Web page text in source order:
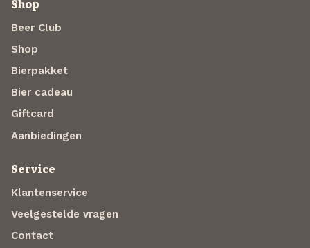
Shop
Beer Club
Shop
Bierpakket
Bier cadeau
Giftcard
Aanbiedingen
Service
Klantenservice
Veelgestelde vragen
Contact